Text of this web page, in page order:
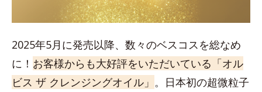
2025年5月に発売以降、数々のベスコスを総なめ
に！ お客様からも大好評をいただいている「オル
ビス ザ クレンジングオイル」 。日本初の超微粒子